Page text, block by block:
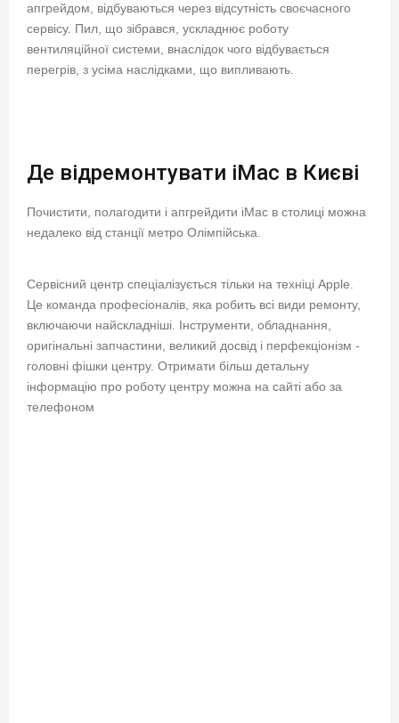
апгрейдом, відбуваються через відсутність своєчасного
сервісу. Пил, що зібрався, ускладнює роботу
вентиляційної системи, внаслідок чого відбувається
перегрів, з усіма наслідками, що випливають.
Де відремонтувати iMac в Києві
Почистити, полагодити і апгрейдити iMac в столиці можна
недалеко від станції метро Олімпійська.
Сервісний центр спеціалізується тільки на техніці Apple.
Це команда професіоналів, яка робить всі види ремонту,
включаючи найскладніші. Інструменти, обладнання,
оригінальні запчастини, великий досвід і перфекціонізм -
головні фішки центру. Отримати більш детальну
інформацію про роботу центру можна на сайті або за
телефоном